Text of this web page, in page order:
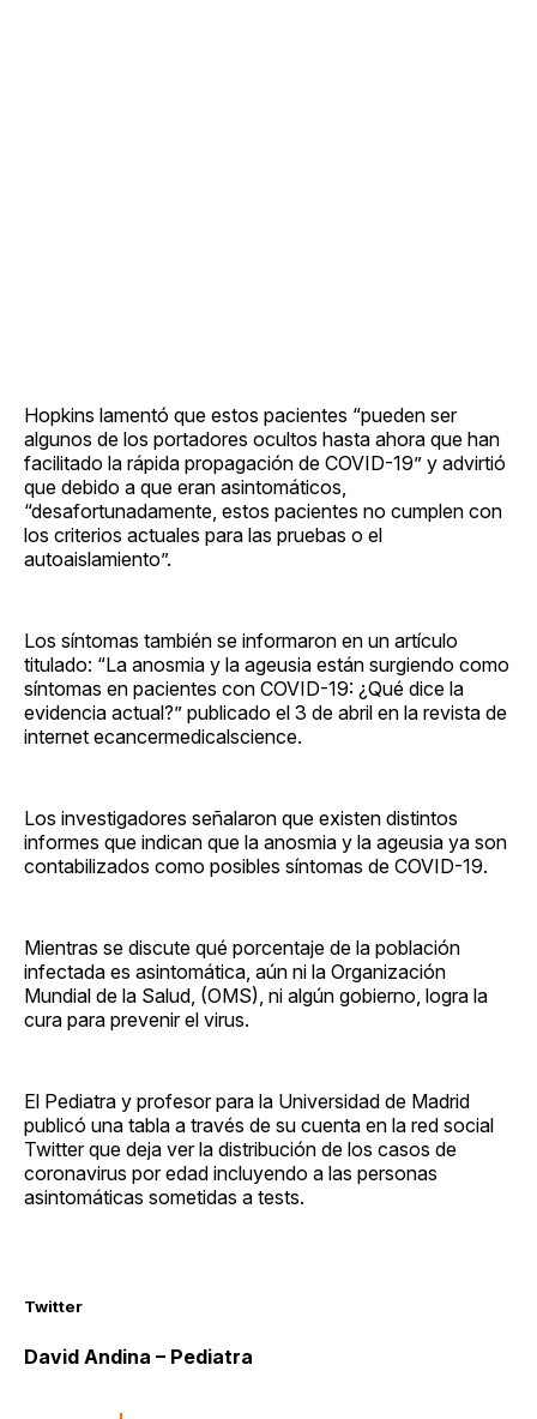
Hopkins lamentó que estos pacientes “pueden ser
algunos de los portadores ocultos hasta ahora que han
facilitado la rápida propagación de COVID-19” y advirtió
que debido a que eran asintomáticos,
“desafortunadamente, estos pacientes no cumplen con
los criterios actuales para las pruebas o el
autoaislamiento”.
Los síntomas también se informaron en un artículo
titulado: “La anosmia y la ageusia están surgiendo como
síntomas en pacientes con COVID-19: ¿Qué dice la
evidencia actual?” publicado el 3 de abril en la revista de
internet ecancermedicalscience.
Los investigadores señalaron que existen distintos
informes que indican que la anosmia y la ageusia ya son
contabilizados como posibles síntomas de COVID-19.
Mientras se discute qué porcentaje de la población
infectada es asintomática, aún ni la Organización
Mundial de la Salud, (OMS), ni algún gobierno, logra la
cura para prevenir el virus.
El Pediatra y profesor para la Universidad de Madrid
publicó una tabla a través de su cuenta en la red social
Twitter que deja ver la distribución de los casos de
coronavirus por edad incluyendo a las personas
asintomáticas sometidas a tests.
Twitter
David Andina – Pediatra